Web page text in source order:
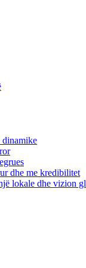
dinamike
dhe me kredibilitet
lokale dhe vizion